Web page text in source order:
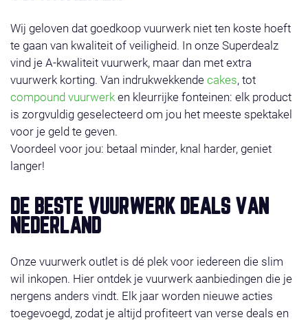
Wij geloven dat goedkoop vuurwerk niet ten koste hoeft
te gaan van kwaliteit of veiligheid. In onze Superdealz
vind je A-kwaliteit vuurwerk, maar dan met extra
vuurwerk korting. Van indrukwekkende cakes, tot
compound vuurwerk en kleurrijke fonteinen: elk product
is zorgvuldig geselecteerd om jou het meeste spektakel
voor je geld te geven.
Voordeel voor jou: betaal minder, knal harder, geniet
langer!
DE BESTE VUURWERK DEALS VAN
NEDERLAND
Onze vuurwerk outlet is dé plek voor iedereen die slim
wil inkopen. Hier ontdek je vuurwerk aanbiedingen die je
nergens anders vindt. Elk jaar worden nieuwe acties
toegevoegd, zodat je altijd profiteert van verse deals en